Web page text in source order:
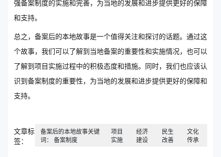
强备案制度的实施和完善，为当地的发展和进步提供更好的保障
和支持。
总之，备案后的本地故事是一个值得关注和探讨的话题。通过这
个故事，我们可以了解到当地备案的重要性和实施情况，也可以
了解到项目实施过程中的积极态度和措施。同时，我们也应该认
识到备案制度的重要性，为当地的发展和进步提供更好的保障和
支持。
文章标
签：
备案后的本地故事关键
词： 备案制度
项目
实施
经济
建设
民生
改善
文化
传承